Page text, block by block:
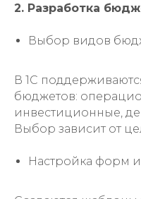
2. Разработка
Выбор видов
В 1С
бюджетов:
инвестиционные,
Выбор зависит от
Настройка форм